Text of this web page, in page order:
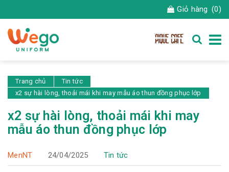
Giỏ hàng (0)
Trang chủ
Tin tức
x2 sự hài lòng, thoải mái khi may mẫu áo thun đồng phục lớp
x2 sự hài lòng, thoải mái khi may
mẫu áo thun đồng phục lớp
MenNT 24/04/2025 Tin tức